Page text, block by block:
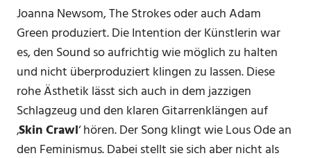
Joanna Newsom, The Strokes oder auch Adam
Green produziert. Die Intention der Künstlerin war
es, den Sound so aufrichtig wie möglich zu halten
und nicht überproduziert klingen zu lassen. Diese
rohe Ästhetik lässt sich auch in dem jazzigen
Schlagzeug und den klaren Gitarrenklängen auf
‚Skin Crawl‘ hören. Der Song klingt wie Lous Ode an
den Feminismus. Dabei stellt sie sich aber nicht als